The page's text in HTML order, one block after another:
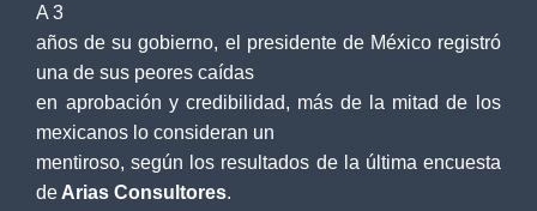
A 3
años de su gobierno, el presidente de México registró
una de sus peores caídas
en aprobación y credibilidad, más de la mitad de los
mexicanos lo consideran un
mentiroso, según los resultados de la última encuesta
de Arias Consultores.